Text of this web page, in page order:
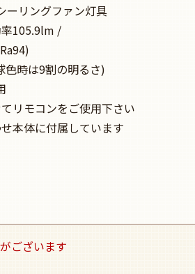
リングファン灯具
105.9lm /
時は9割の明るさ)
リモコンをご使用下さい
本体に付属しています
ございます